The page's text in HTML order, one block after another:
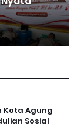
Kota Agung
Sosial